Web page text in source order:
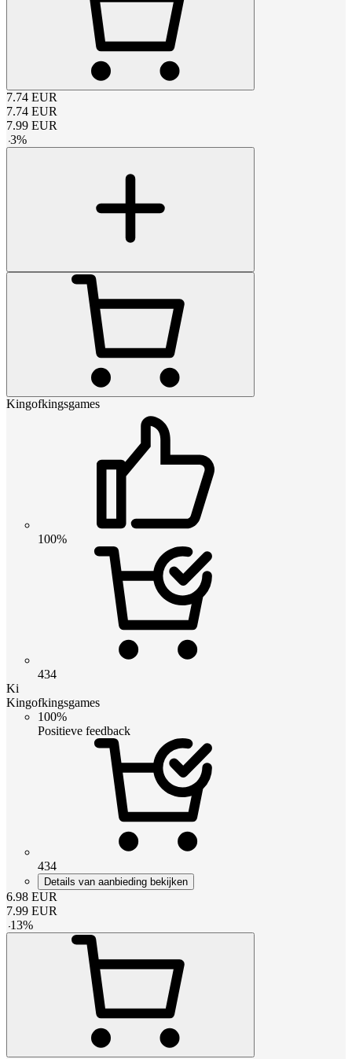
7.74 EUR
7.74 EUR
7.99 EUR
-3%
Kingofkingsgames
100%
434
Ki
Kingofkingsgames
100%
Positieve feedback
434
Details van aanbieding bekijken
6.98 EUR
7.99 EUR
-13%